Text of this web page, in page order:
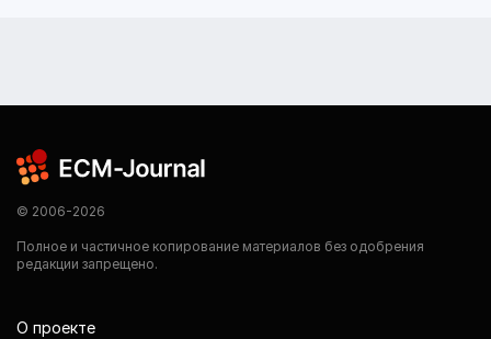
© 2006-2026
Полное и частичное копирование материалов без одобрения
редакции запрещено.
О проекте